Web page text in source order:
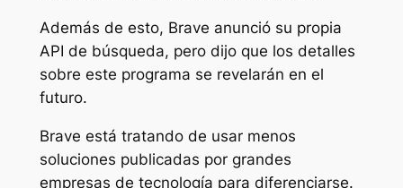
Además de esto, Brave anunció su propia
API de búsqueda, pero dijo que los detalles
sobre este programa se revelarán en el
futuro.
Brave está tratando de usar menos
soluciones publicadas por grandes
empresas de tecnología para diferenciarse.